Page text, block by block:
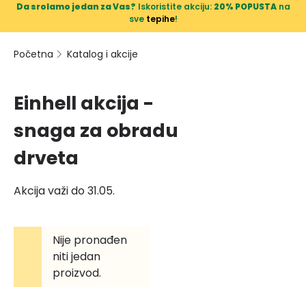
Da srolamo jedan za Vas? Iskoristite akciju: 20% POPUSTAna
sve tepihe!
Početna Katalog i akcije
Einhell akcija -
snaga za obradu
drveta
Akcija važi do 31.05.
Nije pronađen
niti jedan
proizvod.